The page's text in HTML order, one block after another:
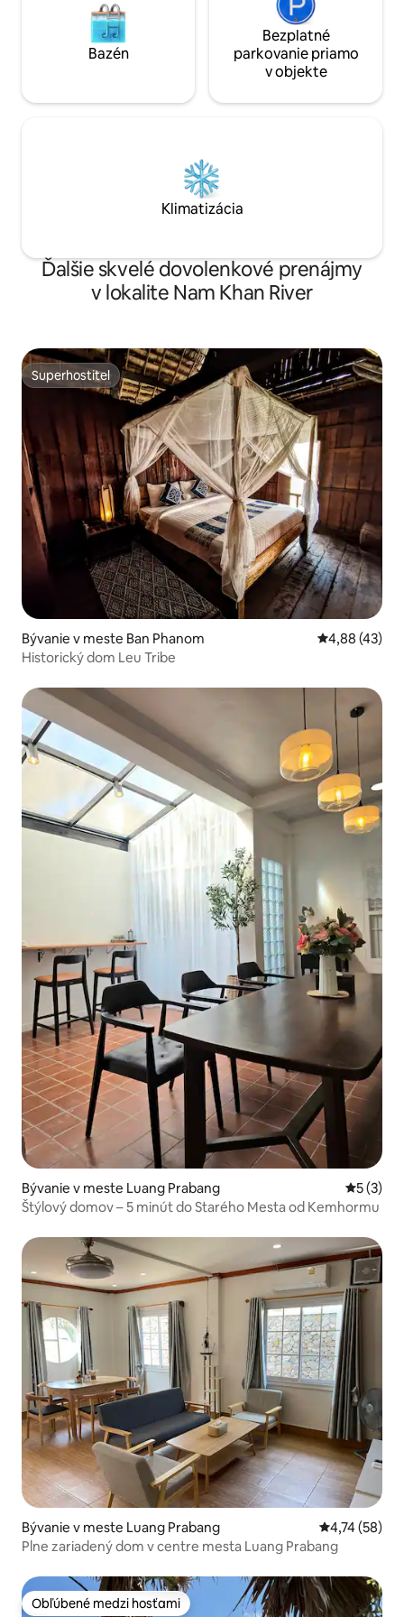
Bazén
Bezplatné
parkovanie priamo
v objekte
Klimatizácia
Ďalšie skvelé dovolenkové prenájmy
v lokalite Nam Khan River
Superhostiteľ
Superhostiteľ
Bývanie v meste Ban Phanom Priemerné
4,88 (43)
Historický dom Leu Tribe
Bývanie v meste Luang Prabang
5 (3)
Štýlový domov – 5 minút do Starého Mesta od Kemhormu
Bývanie v meste Luang Prabang Priemerné
4,74 (58)
Plne zariadený dom v centre mesta Luang Prabang
Obľúbené medzi hosťami
Obľúbené medzi hosťami